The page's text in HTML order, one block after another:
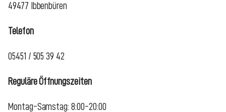
49477 Ibbenbüren
Telefon
05451 / 505 39 42
Reguläre Öffnungszeiten
Montag-Samstag: 8:00-20:00